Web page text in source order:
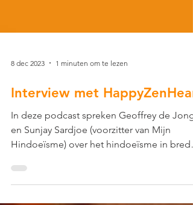
8 dec 2023 1 minuten om te lezen
Interview met
In deze podcast spreken Geoffrey de Jong
en Sunjay Sardjoe (voorzitter van Mijn